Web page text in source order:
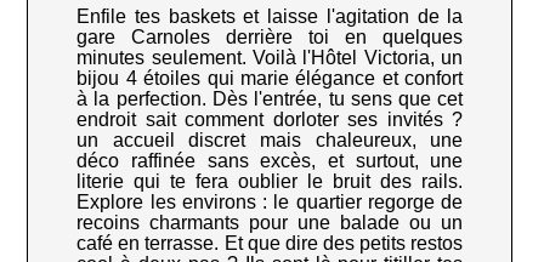
Enfile tes baskets et laisse l'agitation de la
gare Carnoles derrière toi en quelques
minutes seulement. Voilà l'Hôtel Victoria, un
bijou 4 étoiles qui marie élégance et confort
à la perfection. Dès l'entrée, tu sens que cet
endroit sait comment dorloter ses invités ?
un accueil discret mais chaleureux, une
déco raffinée sans excès, et surtout, une
literie qui te fera oublier le bruit des rails.
Explore les environs : le quartier regorge de
recoins charmants pour une balade ou un
café en terrasse. Et que dire des petits restos